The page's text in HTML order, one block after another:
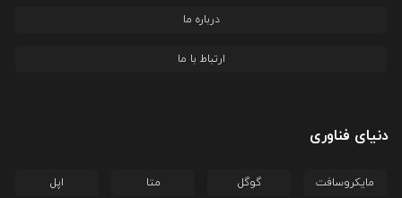
درباره ما
ارتباط با ما
دنیای فناوری
مایکروسافت گوگل متا اپل